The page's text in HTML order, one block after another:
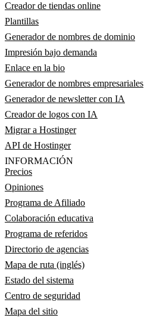
Creador de tiendas online
Plantillas
Generador de nombres de dominio
Impresión bajo demanda
Enlace en la bio
Generador de nombres empresariales
Generador de newsletter con IA
Creador de logos con IA
Migrar a Hostinger
API de Hostinger
INFORMACIÓN
Precios
Opiniones
Programa de Afiliado
Colaboración educativa
Programa de referidos
Directorio de agencias
Mapa de ruta (inglés)
Estado del sistema
Centro de seguridad
Mapa del sitio